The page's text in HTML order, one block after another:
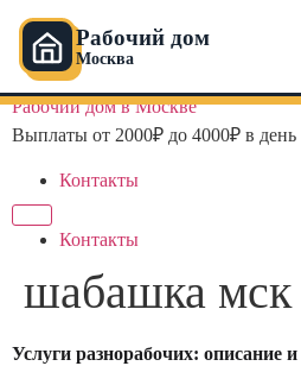
Рабочий дом
Москва
Перейти
Рабочий дом в Москве
Выплаты от 2000₽ до 4000₽ в день
Контакты
Контакты
шабашка мск
Услуги разнорабочих: описание